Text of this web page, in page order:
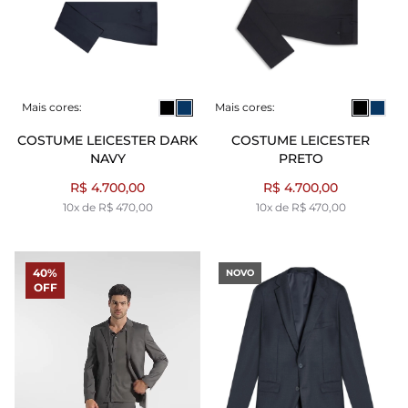
Mais cores:
COSTUME LEICESTER DARK
NAVY
R$ 4.700,00
10x de R$ 470,00
Mais cores:
COSTUME LEICESTER
PRETO
R$ 4.700,00
10x de R$ 470,00
40%
OFF
NOVO